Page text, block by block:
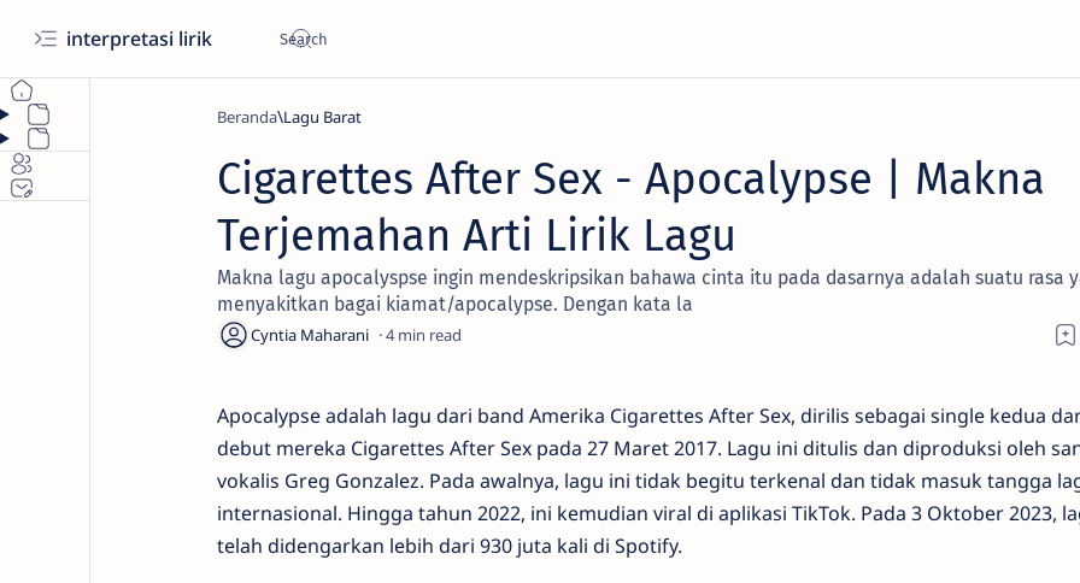
interpretasi lirik
Beranda Lagu Barat
Cigarettes After Sex - Apocalypse | Makna
Terjemahan Arti Lirik Lagu
Makna lagu apocalyspse ingin mendeskripsikan bahawa cinta itu pada dasarnya adalah suatu rasa
menyakitkan bagai kiamat/apocalypse. Dengan kata la
4
Apocalypse adalah lagu dari band Amerika Cigarettes After Sex, dirilis sebagai single kedua
debut mereka Cigarettes After Sex pada 27 Maret 2017. Lagu ini ditulis dan diproduksi oleh
vokalis Greg Gonzalez. Pada awalnya, lagu ini tidak begitu terkenal dan tidak masuk tangga
internasional. Hingga tahun 2022, ini kemudian viral di aplikasi TikTok. Pada 3 Oktober 2023,
telah didengarkan lebih dari 930 juta kali di Spotify.